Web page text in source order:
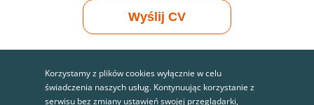
Wyślij CV
Korzystamy z plików cookies wyłącznie w celu
świadczenia naszych usług. Kontynuując korzystanie z
serwisu bez zmiany ustawień swojej przeglądarki,